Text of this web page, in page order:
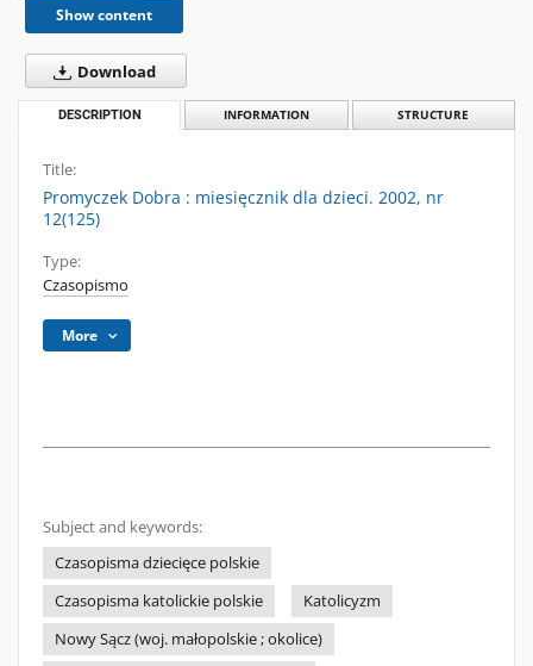
Show content
Download
DESCRIPTION INFORMATION STRUCTURE
Title:
Promyczek Dobra : miesięcznik dla dzieci. 2002, nr
12(125)
Type:
Czasopismo
More
Subject and keywords:
Czasopisma dziecięce polskie
Czasopisma katolickie polskie
Katolicyzm
Nowy Sącz (woj. małopolskie ; okolice)